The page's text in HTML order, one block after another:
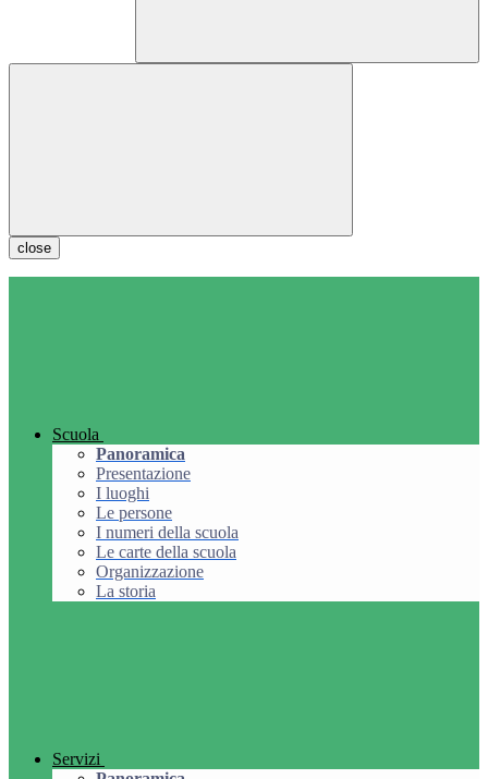
close
Scuola
Panoramica
Presentazione
I luoghi
Le persone
I numeri della scuola
Le carte della scuola
Organizzazione
La storia
Servizi